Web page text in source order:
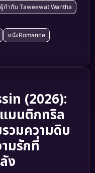
ผู้กำกับ Taweewat Wantha
หนังRomance
(2026):
มนติกทริล
วมความดิบ
มรักที่
ง